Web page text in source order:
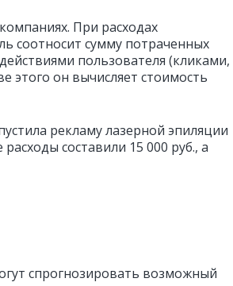
При расходах
соотносит сумму потраченных
пользователя (кликами,
этого он вычисляет стоимость
рекламу лазерной эпиляции
составили 15 000 руб., а
спрогнозировать возможный